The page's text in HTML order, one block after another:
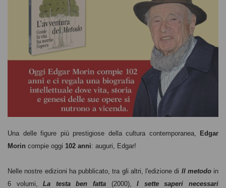
Una delle figure più prestigiose della cultura contemporanea, Edgar
Morin compie oggi 102 anni: auguri, Edgar!
Nelle nostre edizioni ha pubblicato, tra gli altri, l'edizione di Il metodoin
6 volumi,La testa ben fatta (2000),I sette saperi necessari